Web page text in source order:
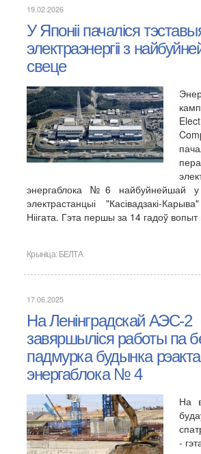
19.02.2026
У Японіі пачаліся
электраэнергіі з
свеце
энергаблока №6 найбуйнейшай
электрастанцыі "Касівадзакі-
Ніігата. Гэта першы за 14 гадоў
Крыніца: БЕЛТА
17.06.2025
На Ленінградскай АЭС-2
завяршыліся работы па
падмурка будынка
энергаблока № 4
На
-